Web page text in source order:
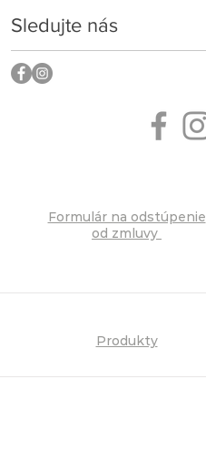
Sledujte nás
Formulár na odstúpenie
od zmluvy
Produkty